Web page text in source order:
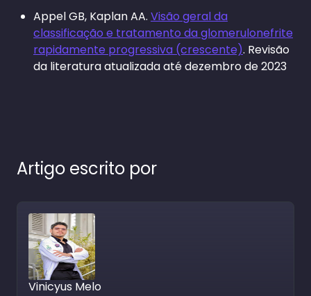
Appel GB, Kaplan AA. Visão geral da
classificação e tratamento da glomerulonefrite
rapidamente progressiva (crescente). Revisão
da literatura atualizada até dezembro de 2023
Artigo escrito por
Vinicyus Melo